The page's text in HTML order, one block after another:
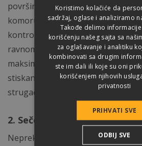
površine crepa, koja se proizvodi.
komoru kroz rezervoar: nivo
kontroliše pomoću senzora.
ravnomeran protok u ekstruderu.
maksimalnu brzinu 20% veću od
stiskanje mešavine za crep, a
strugač za oblikovanje.
2. Sečenje na meru
Neprekidna linija ekstrudiranog
Koristimo kolačiće da
sadržaj, oglase i analiziramo
Takođe delimo
korišćenju našeg sajta sa
za oglašavanje i analitiku
kombinovati sa drugim
ste im dali ili koje su oni
korišćenjem njihovih
privatnosti
PRIHVATI SVE
ODBIJ SVE